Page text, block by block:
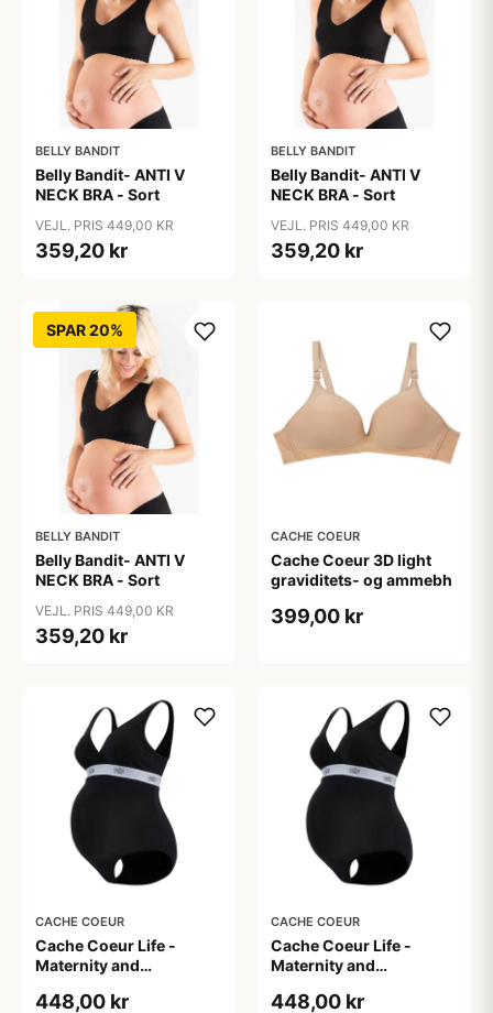
BELLY BANDIT
Belly Bandit- ANTI V
NECK BRA - Sort
VEJL. PRIS 449,00 KR
359,20 kr
BELLY BANDIT
Belly Bandit- ANTI V
NECK BRA - Sort
VEJL. PRIS 449,00 KR
359,20 kr
SPAR 20%
BELLY BANDIT
Belly Bandit- ANTI V
NECK BRA - Sort
VEJL. PRIS 449,00 KR
359,20 kr
CACHE COEUR
Cache Coeur 3D light
graviditets- og ammebh
399,00 kr
CACHE COEUR
Cache Coeur Life -
Maternity and
448,00 kr
CACHE COEUR
Cache Coeur Life -
Maternity and
448,00 kr